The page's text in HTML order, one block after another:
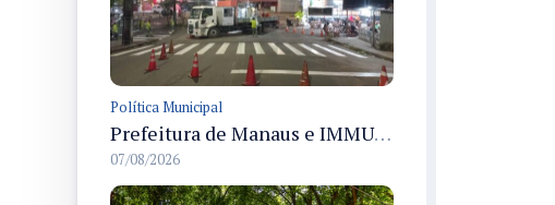
Política Municipal
Prefeitura de Manaus e IMMU realizam revitalização da sinalização viária em corredores das zonas Sul e Norte na noite de 6/8
07/08/2026